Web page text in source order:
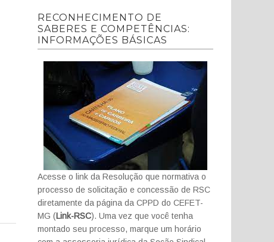
RECONHECIMENTO DE
SABERES E COMPETÊNCIAS:
INFORMAÇÕES BÁSICAS
Acesse o link da Resolução que normativa o
processo de solicitação e concessão de RSC
diretamente da página da CPPD do CEFET-
MG (Link-RSC). Uma vez que você tenha
montado seu processo, marque um horário